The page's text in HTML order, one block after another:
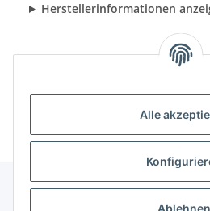
Alle
Herstellerinformationen